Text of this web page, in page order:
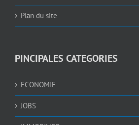
Plan du site
PINCIPALES CATEGORIES
ECONOMIE
JOBS